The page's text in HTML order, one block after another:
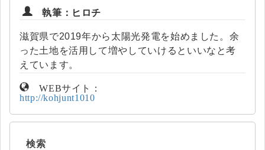
執筆：ヒロチ
滋賀県で2019年から太陽光発電を始めました。余
った土地を活用して増やしていけるといいなと考
えています。
WEBサイト：
http://kohjunt1010
検索